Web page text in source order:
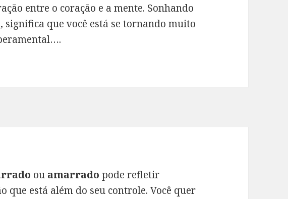
entre o coração e a mente. Sonhando
significa que você está se tornando muito
ou amarrado pode refletir
que está além do seu controle. Você quer